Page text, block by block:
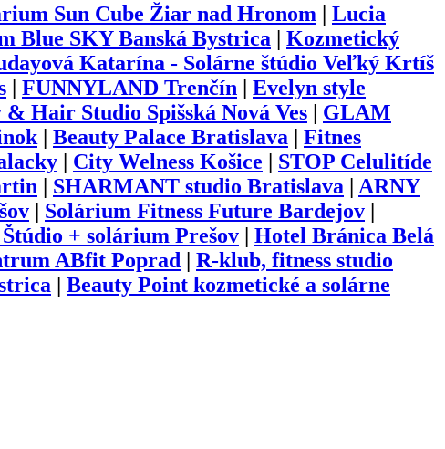
Sun Cube Žiar nad Hronom | Lucia
Blue SKY Banská Bystrica | Kozmetický
Katarína - Solárne štúdio Veľký Krtíš
| FUNNYLAND Trenčín | Evelyn style
Hair Studio Spišská Nová Ves | GLAM
| Beauty Palace Bratislava | Fitnes
| City Welness Košice | STOP Celulitíde
| SHARMANT studio Bratislava | ARNY
| Solárium Fitness Future Bardejov |
+ solárium Prešov | Hotel Bránica Belá
ABfit Poprad | R-klub, fitness studio
| Beauty Point kozmetické a solárne